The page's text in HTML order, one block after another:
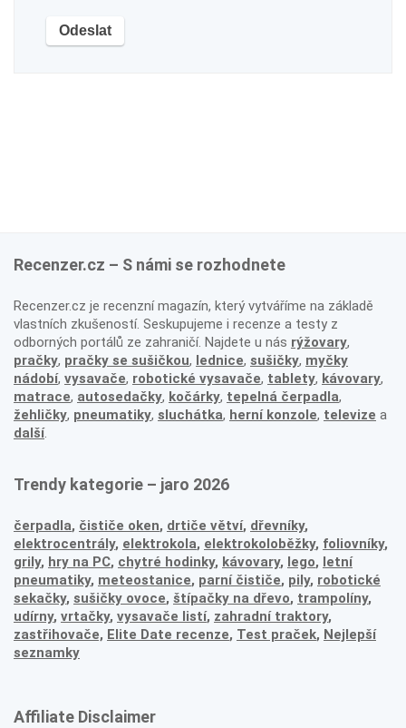
Recenzer.cz – S námi se rozhodnete
Recenzer.cz je recenzní magazín, který vytváříme na základě
vlastních zkušeností. Seskupujeme i recenze a testy z
odborných portálů ze zahraničí. Najdete u nás rýžovary,
pračky, pračky se sušičkou, lednice, sušičky, myčky
nádobí, vysavače, robotické vysavače, tablety, kávovary,
matrace, autosedačky, kočárky, tepelná čerpadla,
žehličky, pneumatiky, sluchátka, herní konzole, televize a
další.
Trendy kategorie – jaro 2026
čerpadla, čističe oken, drtiče větví, dřevníky,
elektrocentrály, elektrokola, elektrokoloběžky, foliovníky,
grily, hry na PC, chytré hodinky, kávovary, lego, letní
pneumatiky, meteostanice, parní čističe, pily, robotické
sekačky, sušičky ovoce, štípačky na dřevo, trampolíny,
udírny, vrtačky, vysavače listí, zahradní traktory,
zastřihovače, Elite Date recenze, Test praček, Nejlepší
seznamky
Affiliate Disclaimer